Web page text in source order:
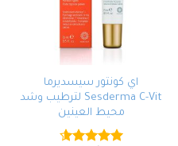
اي كونتور سيسديرما
Sesderma C-Vit لترطيب وشد
محيط العينين